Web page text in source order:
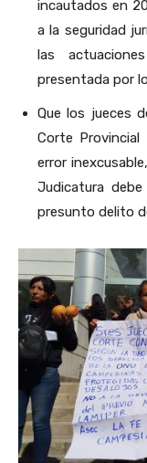
incautados en
a la seguridad
las
presentada por
Que los jueces
Corte
error
Judicatura
presunto delito